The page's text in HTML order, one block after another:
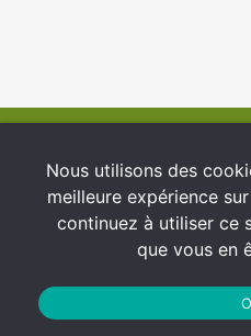
Nous utilisons des
meilleure expérience
continuez à utiliser ce
que vous en
Conditions
Protection